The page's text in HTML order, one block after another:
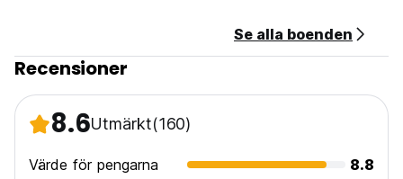
Se alla boenden
Recensioner
8.6Utmärkt(160)
Värde för pengarna
8.8